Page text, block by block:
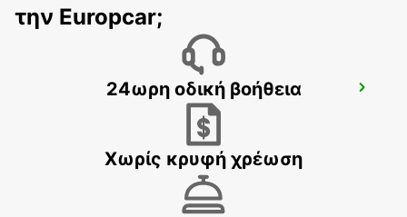
SYDNEY CAMPBELLTOWN
CAMPBELLTOWN - AUSTRALIA
την Europcar;
24ωρη οδική βοήθεια
Χωρίς κρυφή χρέωση